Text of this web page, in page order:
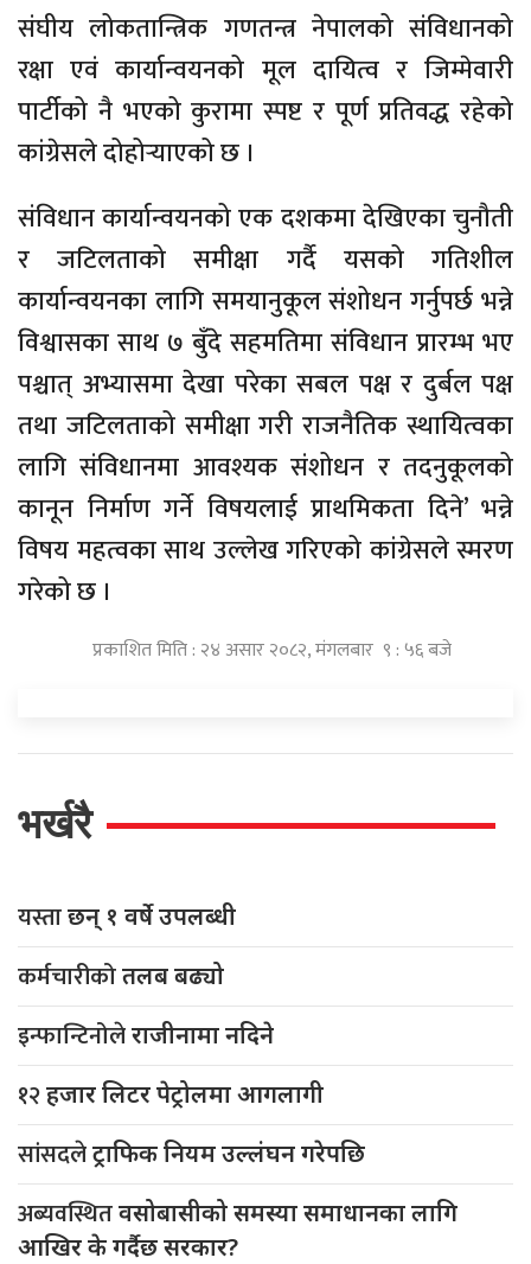
संघीय लोकतान्त्रिक गणतन्त्र नेपालको संविधानको
रक्षा एवं कार्यान्वयनको मूल दायित्व र जिम्मेवारी
पार्टीको नै भएको कुरामा स्पष्ट र पूर्ण प्रतिवद्ध रहेको
कांग्रेसले दोहोर्‍याएको छ ।
संविधान कार्यान्वयनको एक दशकमा देखिएका चुनौती
र जटिलताको समीक्षा गर्दै यसको गतिशील
कार्यान्वयनका लागि समयानुकूल संशोधन गर्नुपर्छ भन्ने
विश्वासका साथ ७ बुँदे सहमतिमा संविधान प्रारम्भ भए
पश्चात् अभ्यासमा देखा परेका सबल पक्ष र दुर्बल पक्ष
तथा जटिलताको समीक्षा गरी राजनैतिक स्थायित्वका
लागि संविधानमा आवश्यक संशोधन र तदनुकूलको
कानून निर्माण गर्ने विषयलाई प्राथमिकता दिने’ भन्ने
विषय महत्वका साथ उल्लेख गरिएको कांग्रेसले स्मरण
गरेको छ ।
प्रकाशित मिति : २४ असार २०८२, मंगलबार ९ : ५६ बजे
भर्खरै
यस्ताछन् १ वर्षे उपलब्धी
कर्मचारीकोतलब बढ्यो
इन्फान्टिनोलेराजीनामा नदिने
१२हजार लिटर पेट्रोलमा आगलागी
सांसदलेट्राफिक नियम उल्लंघन गरेपछि
अब्यवस्थितवसोबासीको समस्या समाधानका लागि
आखिर के गर्दैछ सरकार?